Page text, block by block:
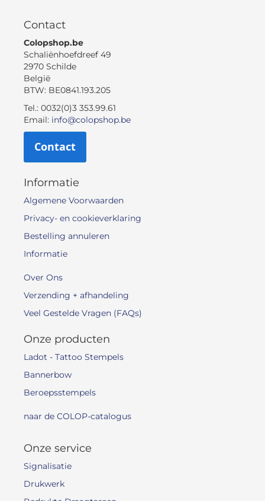
Contact
Colopshop.be
Schaliënhoefdreef 49
2970 Schilde
België
BTW: BE0841.193.205
Tel.: 0032(0)3 353.99.61
Email: info@colopshop.be
Contact
Informatie
Algemene Voorwaarden
Privacy- en cookieverklaring
Bestelling annuleren
Informatie
Over Ons
Verzending + afhandeling
Veel Gestelde Vragen (FAQs)
Onze producten
Ladot - Tattoo Stempels
Bannerbow
Beroepsstempels
naar de COLOP-catalogus
Onze service
Signalisatie
Drukwerk